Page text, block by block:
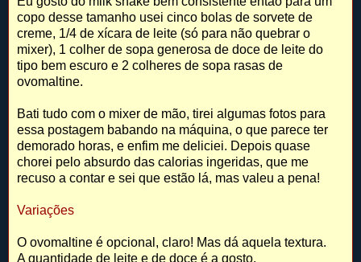
copo desse tamanho usei cinco bolas de sorvete de
creme, 1/4 de xícara de leite (só para não quebrar o
mixer), 1 colher de sopa generosa de doce de leite do
tipo bem escuro e 2 colheres de sopa rasas de
ovomaltine.
Bati tudo com o mixer de mão, tirei algumas fotos para
essa postagem babando na máquina, o que parece ter
demorado horas, e enfim me deliciei. Depois quase
chorei pelo absurdo das calorias ingeridas, que me
recuso a contar e sei que estão lá, mas valeu a pena!
Variações
O ovomaltine é opcional, claro! Mas dá aquela textura.
A quantidade de leite e de doce é a gosto.